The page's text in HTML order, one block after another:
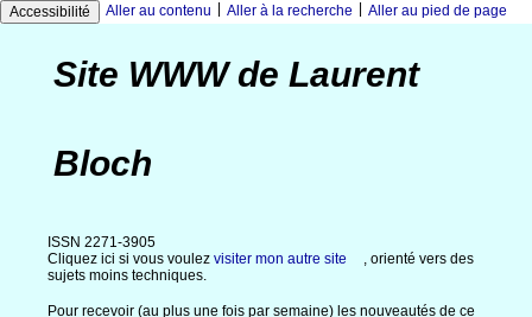
Accessibilité Aller au contenu Aller à la recherche Aller au pied de page
Site WWW de Laurent
Bloch
ISSN 2271-3905
Cliquez ici si vous voulez visiter mon autre site
, orienté vers des
sujets moins techniques.
Pour recevoir (au plus une fois par semaine) les nouveautés de ce